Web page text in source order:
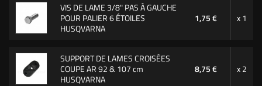
VIS DE LAME 3/8" PAS À GAUCHE
POUR PALIER 6 ÉTOILES
HUSQVARNA
1,75 € x 1
SUPPORT DE LAMES CROISÉES
COUPE AR 92 & 107 cm
HUSQVARNA
8,75 € x 2